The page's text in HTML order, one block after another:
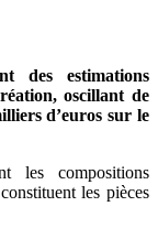
des estimations
oscillant de
d’euros sur le
les compositions
les pièces